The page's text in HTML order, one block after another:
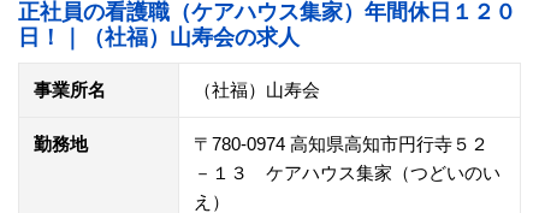
正社員の看護職（ケアハウス集家）年間休日１２０
日！｜（社福）山寿会の求人
事業所名 （社福）山寿会
勤務地
〒780-0974 高知県高知市円行寺５２
－１３ ケアハウス集家（つどいのい
え）